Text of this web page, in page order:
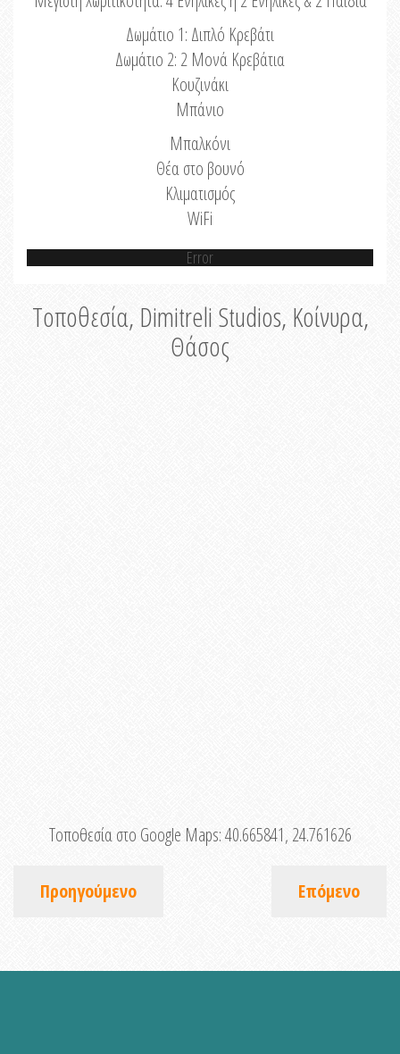
Δωμάτιο 1: Διπλό Κρεβάτι
Δωμάτιο 2: 2 Μονά Κρεβάτια
Κουζινάκι
Μπάνιο
Μπαλκόνι
Θέα στο βουνό
Κλιματισμός
WiFi
Error
Τοποθεσία, Dimitreli Studios, Κοίνυρα,
Θάσος
Τοποθεσία στο Google Maps:40.665841, 24.761626
Προηγούμενο Επόμενο